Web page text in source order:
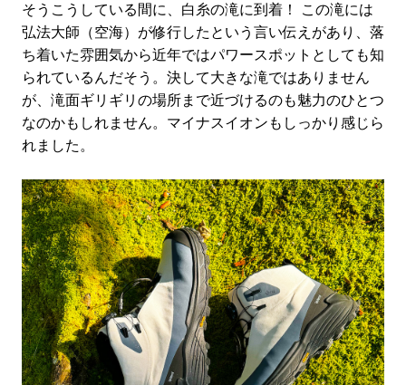
そうこうしている間に、白糸の滝に到着！ この滝には
弘法大師（空海）が修行したという言い伝えがあり、落
ち着いた雰囲気から近年ではパワースポットとしても知
られているんだそう。決して大きな滝ではありません
が、滝面ギリギリの場所まで近づけるのも魅力のひとつ
なのかもしれません。マイナスイオンもしっかり感じら
れました。